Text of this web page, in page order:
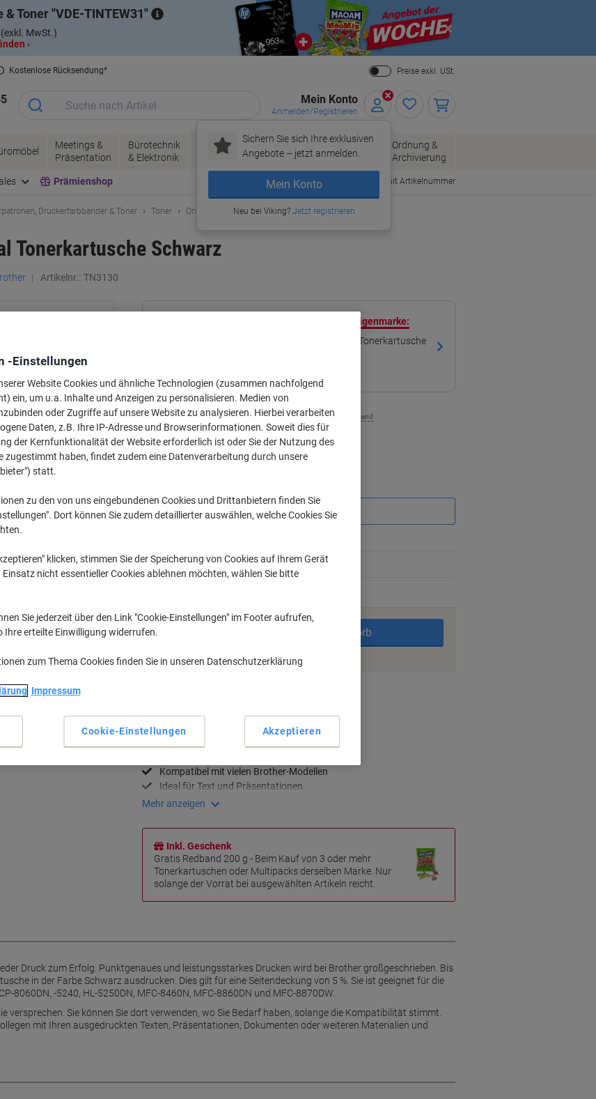
& Toner VDE-TINTEW31
MwSt.)
›
Close
Kostenlose Rücksendung*
Preise exkl. USt.
Mein Konto
Anmelden/Registrieren
Sichern Sie sich Ihre exklusiven
Angebote – jetzt anmelden.
Mein Konto
Neu bei Viking?Jetzt registrieren
Meetings &
Präsentation
Bürotechnik
& Elektronik
Tinte &
Toner
Papier, Versand
& Pakete
Bürobedarf
Ordnung &
Archivierung
Prämienshop Bestellen mit Artikelnummer
Druckerfarbbänder & Toner Toner Original Tonerkartuschen
Tonerkartusche Schwarz
Artikelnr.: TN3130
von Brother
Drucker nicht
er braucht. Brother
Wechseln und sparen mit unserer Eigenmarke:
Viking TN-3130 Kompatibel Brother Tonerkartusche
Mehr Kaufen,Mehr Sparen
99,99 €
pro Stück
zzgl. Versand
1Stück 109,99 €
3+Stück 99,99 € -9%
Menge
In den Warenkorb
Kompatibel mit vielen Brother-Modellen
Ideal für Text und Präsentationen
Mehr anzeigen
Inkl. Geschenk
Gratis Redband 200 g - Beim Kauf von 3 oder mehr
Tonerkartuschen oder Multipacks derselben Marke. Nur
solange der Vorrat bei ausgewählten Artikeln reicht.
Druck zum Erfolg. Punktgenaues und leistungsstarkes Drucken wird bei Brother großgeschrieben. Bis
in der Farbe Schwarz ausdrucken. Dies gilt für eine Seitendeckung von 5 %. Sie ist geeignet für die
8060DN, -5240, HL-5250DN, MFC-8460N, MFC-8860DN und MFC-8870DW.
versprechen. Sie können Sie dort verwenden, wo Sie Bedarf haben, solange die Kompatibilität stimmt.
mit Ihren ausgedruckten Texten, Präsentationen, Dokumenten oder weiteren Materialien und
-Einstellungen
Website Cookies und ähnliche Technologien (zusammen nachfolgend
ein, um u.a. Inhalte und Anzeigen zu personalisieren. Medien von
oder Zugriffe auf unsere Website zu analysieren. Hierbei verarbeiten
Daten, z.B. Ihre IP-Adresse und Browserinformationen. Soweit dies für
der Kernfunktionalität der Website erforderlich ist oder Sie der Nutzung des
zugestimmt haben, findet zudem eine Datenverarbeitung durch unsere
statt.
zu den von uns eingebundenen Cookies und Drittanbietern finden Sie
Dort können Sie zudem detaillierter auswählen, welche Cookies Sie
klicken, stimmen Sie der Speicherung von Cookies auf Ihrem Gerät
Einsatz nicht essentieller Cookies ablehnen möchten, wählen Sie bitte
Sie jederzeit über den Link "Cookie-Einstellungen" im Footer aufrufen,
Ihre erteilte Einwilligung widerrufen.
zum Thema Cookies finden Sie in unseren Datenschutzerklärung
Impressum
Cookie-Einstellungen Akzeptieren